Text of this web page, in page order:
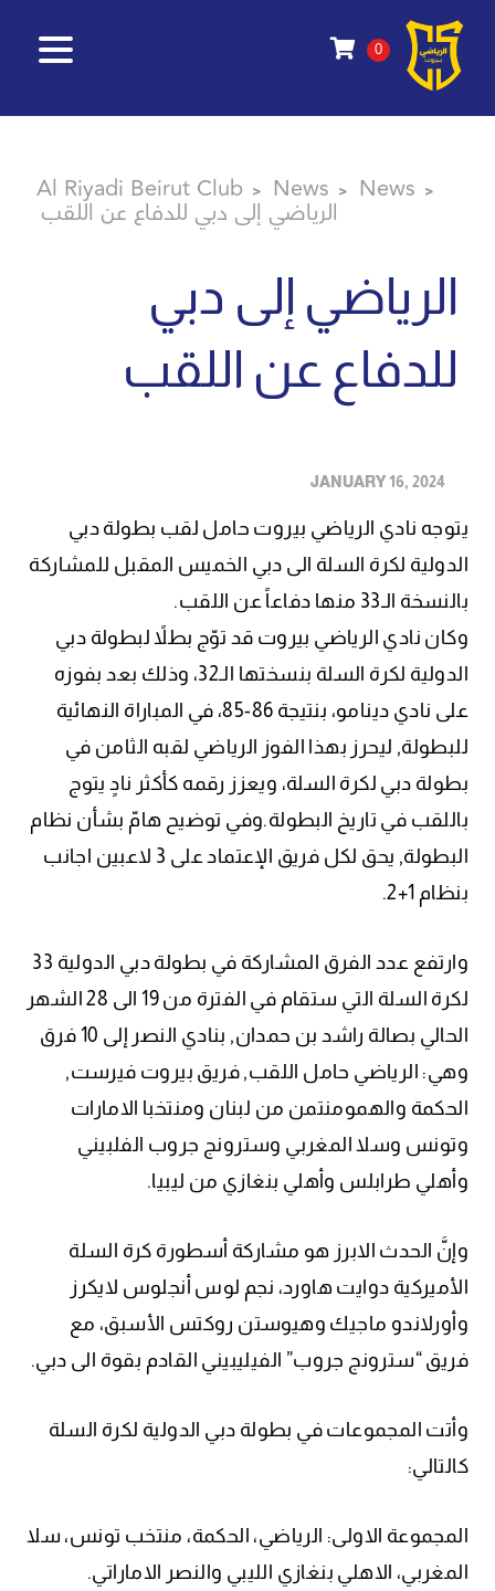
0
Al Riyadi Beirut Club > News > News >
الرياضي إلى دبي للدفاع عن اللقب
الرياضي إلى دبي
للدفاع عن اللقب
يتوجه نادي الرياضي بيروت حامل لقب بطولة دبي
الدولية لكرة السلة الى دبي الخميس المقبل للمشاركة
بالنسخة الـ33 منها دفاعاً عن اللقب.
وكان نادي الرياضي بيروت قد توّج بطلاً لبطولة دبي
الدولية لكرة السلة بنسختها الـ32، وذلك بعد بفوزه
على نادي دينامو، بنتيجة 86-85، في المباراة النهائية
للبطولة, ليحرز بهذا الفوز الرياضي لقبه الثامن في
بطولة دبي لكرة السلة، ويعزز رقمه كأكثر نادٍ يتوج
باللقب في تاريخ البطولة.وفي توضيح هامّ بشأن نظام
البطولة, يحق لكل فريق الإعتماد على 3 لاعبين اجانب
بنظام 1+2.
وارتفع عدد الفرق المشاركة في بطولة دبي الدولية 33
لكرة السلة التي ستقام في الفترة من 19 الى 28 الشهر
الحالي بصالة راشد بن حمدان, بنادي النصر إلى 10 فرق
وهي: الرياضي حامل اللقب, فريق بيروت فيرست,
الحكمة والهمومنتمن من لبنان ومنتخبا الامارات
وتونس وسلا المغربي وسترونج جروب الفلبيني
وأهلي طرابلس وأهلي بنغازي من ليبيا.
وإنَّ الحدث الابرز هو مشاركة أسطورة كرة السلة
الأميركية دوايت هاورد، نجم لوس أنجلوس لايكرز
وأورلاندو ماجيك وهيوستن روكتس الأسبق، مع
فريق “سترونج جروب” الفيليبيني القادم بقوة الى دبي.
وأتت المجموعات في بطولة دبي الدولية لكرة السلة
كالتالي:
المجموعة الاولى: الرياضي، الحكمة، منتخب تونس، سلا
المغربي، الاهلي بنغازي الليبي والنصر الاماراتي.